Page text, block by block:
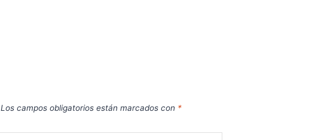
Los campos obligatorios están marcados con *